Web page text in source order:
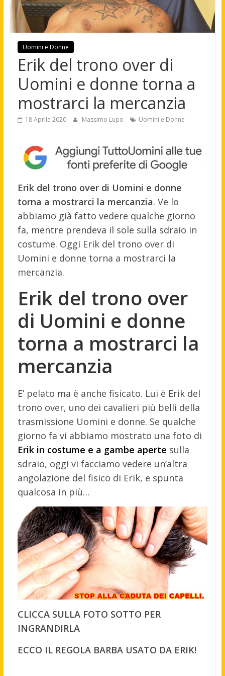
Uomini e Donne
Erik del trono over di
Uomini e donne torna a
mostrarci la mercanzia
18 Aprile 2020 Massimo Lupo Uomini e Donne
Erik del trono over di Uomini e donne
torna a mostrarci la mercanzia. Ve lo
abbiamo già fatto vedere qualche giorno
fa, mentre prendeva il sole sulla sdraio in
costume. Oggi Erik del trono over di
Uomini e donne torna a mostrarci la
mercanzia.
Erik del trono over
di Uomini e donne
torna a mostrarci la
mercanzia
E’ pelato ma è anche fisicato. Lui è Erik del
trono over, uno dei cavalieri più belli della
trasmissione Uomini e donne. Se qualche
giorno fa vi abbiamo mostrato una foto di
Erik in costume e a gambe aperte sulla
sdraio, oggi vi facciamo vedere un’altra
angolazione del fisico di Erik, e spunta
qualcosa in più…
CLICCA SULLA FOTO SOTTO PER
INGRANDIRLA
ECCO IL REGOLA BARBA USATO DA ERIK!